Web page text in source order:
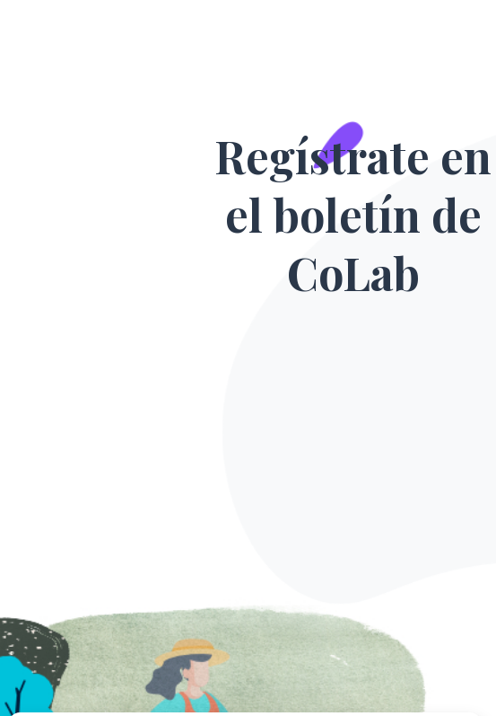
Regístrate en
el boletín de
CoLab